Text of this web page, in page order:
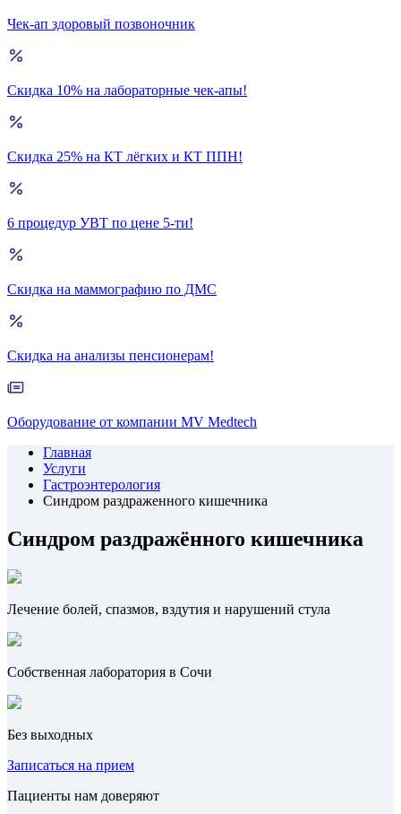
Чек-ап здоровый позвоночник
Скидка 10% на лабораторные чек-апы!
Скидка 25% на КТ лёгких и КТ ППН!
6 процедур УВТ по цене 5-ти!
Скидка на маммографию по ДМС
Скидка на анализы пенсионерам!
Оборудование от компании MV Medtech
Главная
Услуги
Гастроэнтерология
Синдром раздраженного кишечника
Синдром раздражённого кишечника
Лечение болей, спазмов, вздутия и нарушений стула
Собственная лаборатория в Сочи
Без выходных
Записаться на прием
Пациенты нам доверяют